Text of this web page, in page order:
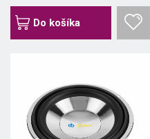
Do košíka